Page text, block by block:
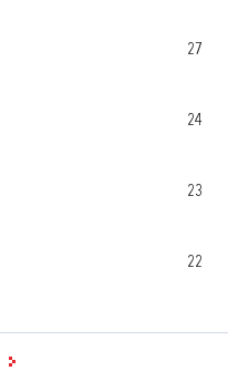
27
24
23
22